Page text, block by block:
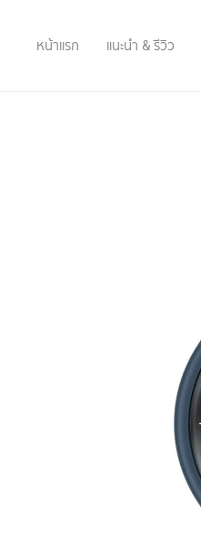
หน้าแรก แนะนำ & รีวิว